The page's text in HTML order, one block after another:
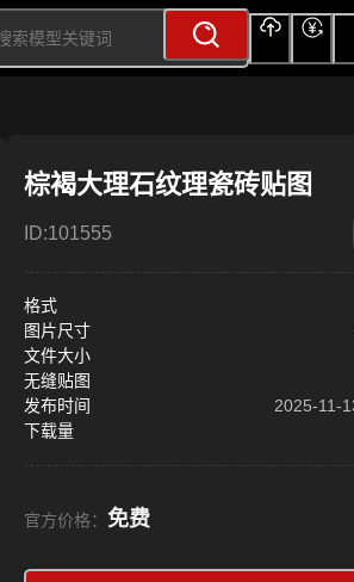
棕褐大理石纹理瓷砖贴图
ID:101555
格式
图片尺寸
文件大小
无缝贴图
发布时间
2025-11-
下载量
官方价格： 免费